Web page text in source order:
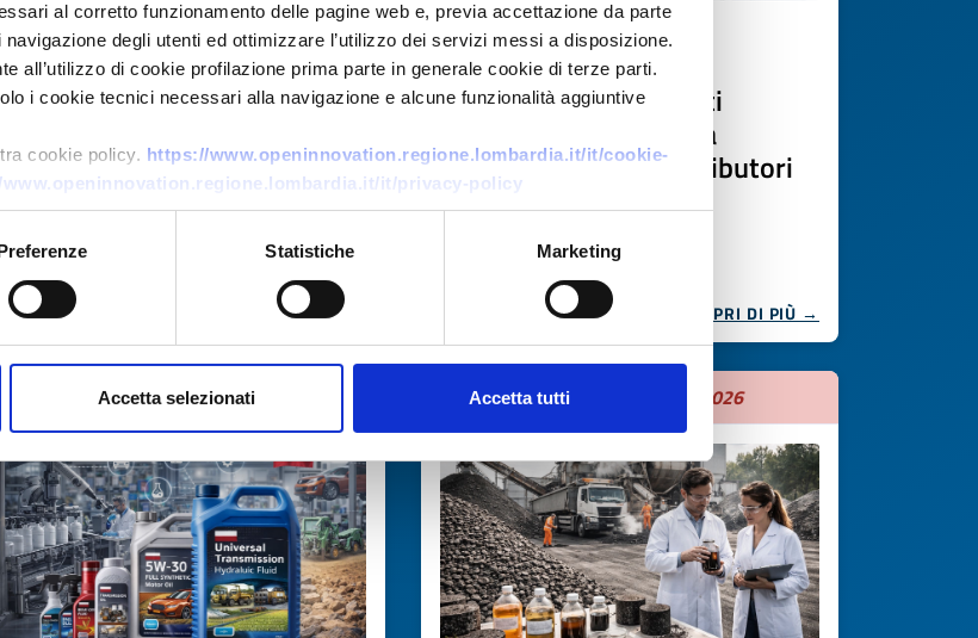
al corretto funzionamento delle pagine web e, previa accettazione da parte
navigazione degli utenti ed ottimizzare l’utilizzo dei servizi messi a disposizione.
all’utilizzo di cookie profilazione prima parte in generale cookie di terze parti.
i cookie tecnici necessari alla navigazione e alcune funzionalità aggiuntive
cookie policy. https://www.openinnovation.regione.lombardia.it/it/cookie-
it/privacy-policy
Statistiche Marketing
Accetta selezionati Accetta tutti
Offerta commerciale
rumeno di fluidi
cerca agenti
ID EEN: BORO20260519005
SCOPRI DI PIÙ →
Offerta commerciale
Produttore ceco di letti
elettrici per assistenza
domiciliare cerca distributori
europei
ID EEN: BOCZ20260518001
SCOPRI DI PIÙ →
Scade il20 marzo 2027 Scade il 01 settembre 2026